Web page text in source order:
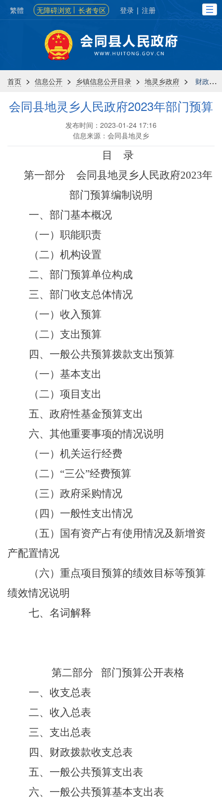
繁體 无障碍浏览 长者专区 登录 | 注册
首页 > 信息公开 > 乡镇信息公开目录 > 地灵乡政府 > 财政信息
会同县地灵乡人民政府2023年部门预算
发布时间：2023-01-24 17:16
信息来源：会同县地灵乡
目 录
第一部分
会同县地灵乡人民政府2023年
部门预算编制说明
一、部门基本概况
（一）职能职责
（二）机构设置
二、部门预算单位构成
三、部门收支总体情况
（一）收入预算
（二）支出预算
四、一般公共预算拨款支出预算
（一）基本支出
（二）项目支出
五、政府性基金预算支出
六、其他重要事项的情况说明
（一）机关运行经费
（二）“三公”经费预算
（三）政府采购情况
（四）一般性支出情况
（五）国有资产占有使用情况及新增资
产配置情况
（六）重点项目预算的绩效目标等预算
绩效情况说明
七、名词解释
第二部分 部门预算公开表格
一、收支总表
二、收入总表
三、支出总表
四、财政拨款收支总表
五、一般公共预算支出表
六、一般公共预算基本支出表